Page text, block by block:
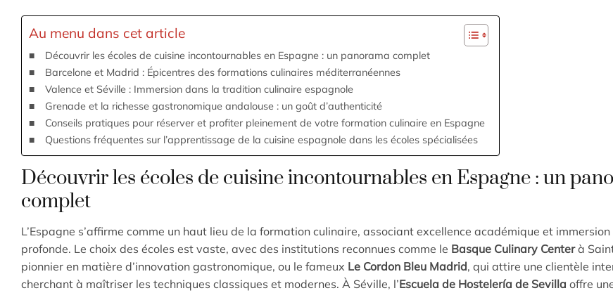
Au menu dans cet article
Découvrir les écoles de cuisine incontournables en Espagne : un panorama complet
Barcelone et Madrid : Épicentres des formations culinaires méditerranéennes
Valence et Séville : Immersion dans la tradition culinaire espagnole
Grenade et la richesse gastronomique andalouse : un goût d’authenticité
Conseils pratiques pour réserver et profiter pleinement de votre formation culinaire en Espagne
Questions fréquentes sur l’apprentissage de la cuisine espagnole dans les écoles spécialisées
Découvrir les écoles de cuisine incontournables en Espagne : un
complet
L’Espagne s’affirme comme un haut lieu de la formation culinaire, associant excellence académique et
profonde. Le choix des écoles est vaste, avec des institutions reconnues comme le Basque Culinary Centerà
pionnier en matière d’innovation gastronomique, ou le fameux Le Cordon Bleu Madrid, qui attire une clientèle
cherchant à maîtriser les techniques classiques et modernes. À Séville, l’Escuela de Hostelería de Sevilla offre